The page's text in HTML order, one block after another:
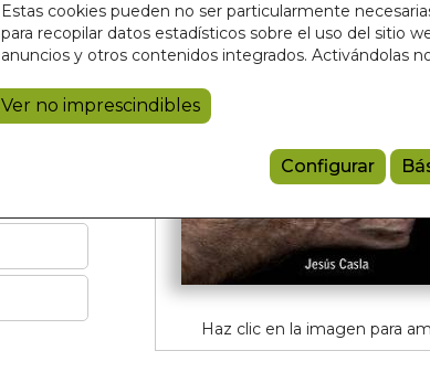
Estas cookies pueden no ser particularmente
para recopilar datos estadísticos sobre el uso del sitio
anuncios y otros contenidos integrados. Activándolas
Ver no imprescindibles
Configurar
Haz clic en la imagen para